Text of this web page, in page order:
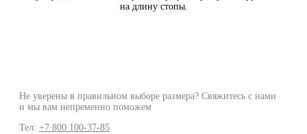
на длину стопы.
Не уверены в правильном выборе размера? Свяжитесь с нами
и мы вам непременно поможем
Тел: +7 800 100-37-85